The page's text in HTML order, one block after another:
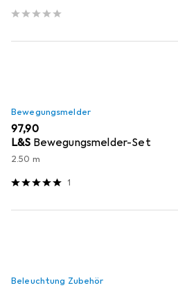
Bewegungsmelder
EUR
97,90
L&S Bewegungsmelder-Set
2.50 m
1
Beleuchtung Zubehör